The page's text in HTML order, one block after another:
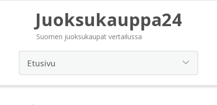
Juoksukauppa24
Suomen juoksukaupat vertailussa